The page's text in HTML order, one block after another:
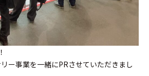
ー事業を一緒にPRさせていただきまし